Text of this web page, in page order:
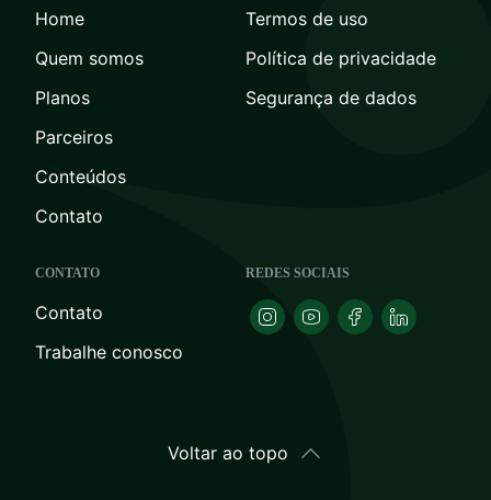
Home
Quem somos
Planos
Parceiros
Conteúdos
Contato
Termos de uso
Política de privacidade
Segurança de dados
CONTATO
Contato
Trabalhe conosco
REDES SOCIAIS
Voltar ao topo